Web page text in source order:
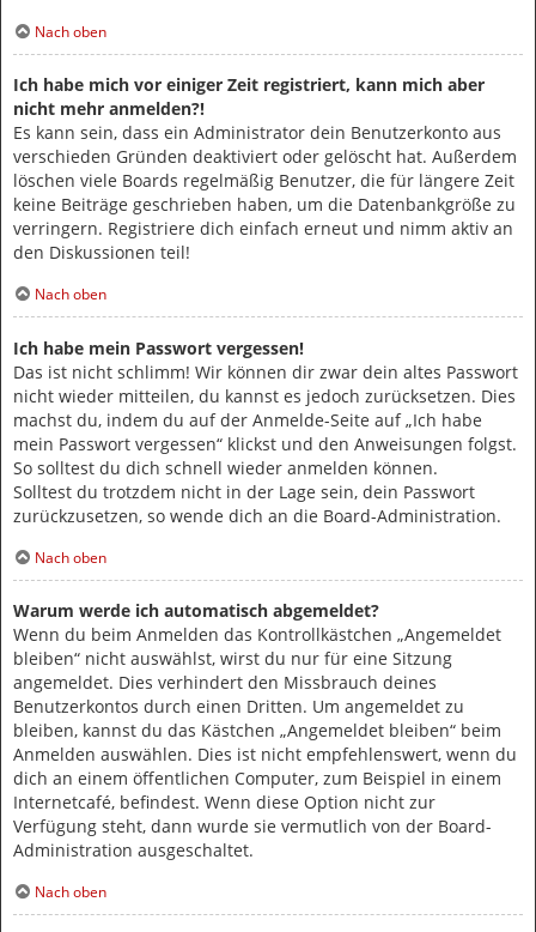
Nach oben
Ich habe mich vor einiger Zeit registriert, kann mich aber
nicht mehr anmelden?!
Es kann sein, dass ein Administrator dein Benutzerkonto aus
verschieden Gründen deaktiviert oder gelöscht hat. Außerdem
löschen viele Boards regelmäßig Benutzer, die für längere Zeit
keine Beiträge geschrieben haben, um die Datenbankgröße zu
verringern. Registriere dich einfach erneut und nimm aktiv an
den Diskussionen teil!
Nach oben
Ich habe mein Passwort vergessen!
Das ist nicht schlimm! Wir können dir zwar dein altes Passwort
nicht wieder mitteilen, du kannst es jedoch zurücksetzen. Dies
machst du, indem du auf der Anmelde-Seite auf „Ich habe
mein Passwort vergessen“ klickst und den Anweisungen folgst.
So solltest du dich schnell wieder anmelden können.
Solltest du trotzdem nicht in der Lage sein, dein Passwort
zurückzusetzen, so wende dich an die Board-Administration.
Nach oben
Warum werde ich automatisch abgemeldet?
Wenn du beim Anmelden das Kontrollkästchen „Angemeldet
bleiben“ nicht auswählst, wirst du nur für eine Sitzung
angemeldet. Dies verhindert den Missbrauch deines
Benutzerkontos durch einen Dritten. Um angemeldet zu
bleiben, kannst du das Kästchen „Angemeldet bleiben“ beim
Anmelden auswählen. Dies ist nicht empfehlenswert, wenn du
dich an einem öffentlichen Computer, zum Beispiel in einem
Internetcafé, befindest. Wenn diese Option nicht zur
Verfügung steht, dann wurde sie vermutlich von der Board-
Administration ausgeschaltet.
Nach oben